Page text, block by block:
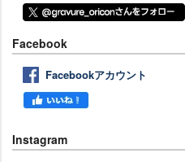
Facebook
Facebookアカウント
Instagram